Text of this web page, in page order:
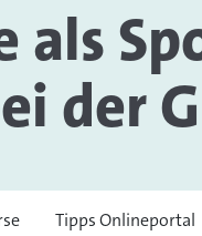
als
der
Tipps Onlineportal